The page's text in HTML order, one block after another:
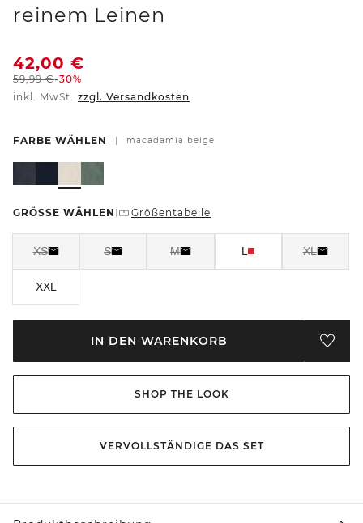
reinem Leinen
42,00 €
59,99€-30%
inkl. MwSt. zzgl. Versandkosten
FARBE WÄHLEN macadamia beige
GRÖSSE WÄHLEN Größentabelle
XS S M L XL
XXL
IN DEN WARENKORB
SHOP THE LOOK
VERVOLLSTÄNDIGE DAS SET